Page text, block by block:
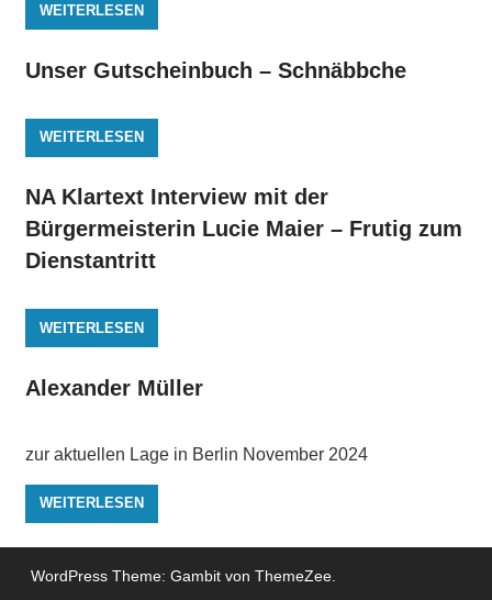
WEITERLESEN
Unser Gutscheinbuch – Schnäbbche
WEITERLESEN
NA Klartext Interview mit der
Bürgermeisterin Lucie Maier – Frutig zum
Dienstantritt
WEITERLESEN
Alexander Müller
zur aktuellen Lage in Berlin November 2024
WEITERLESEN
WordPress Theme: Gambit von ThemeZee.